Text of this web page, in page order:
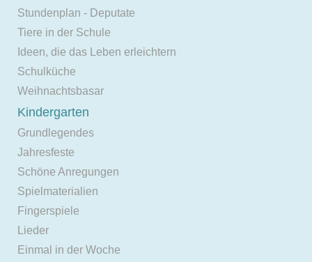
Stundenplan - Deputate
Tiere in der Schule
Ideen, die das Leben erleichtern
Schulküche
Weihnachtsbasar
Kindergarten
Grundlegendes
Jahresfeste
Schöne Anregungen
Spielmaterialien
Fingerspiele
Lieder
Einmal in der Woche